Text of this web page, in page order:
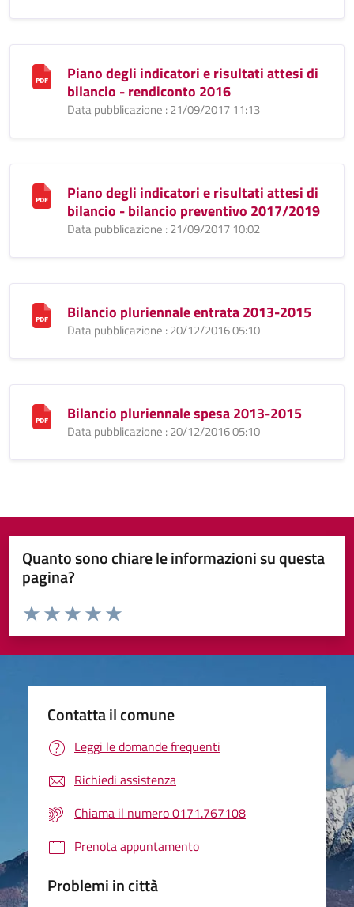
Piano degli indicatori e risultati attesi di
bilancio - rendiconto 2016
Data pubblicazione : 21/09/2017 11:13
Piano degli indicatori e risultati attesi di
bilancio - bilancio preventivo 2017/2019
Data pubblicazione : 21/09/2017 10:02
Bilancio pluriennale entrata 2013-2015
Data pubblicazione : 20/12/2016 05:10
Bilancio pluriennale spesa 2013-2015
Data pubblicazione : 20/12/2016 05:10
Quanto sono chiare le informazioni su questa
pagina?
Valuta da 1 a 5 stelle la pagina
Valuta 5 stelle su 5
Valuta 4 stelle su 5
Valuta 3 stelle su 5
Valuta 2 stelle su 5
Valuta 1 stelle su 5
Contatta il comune
Leggi le domande frequenti
Richiedi assistenza
Chiama il numero 0171.767108
Prenota appuntamento
Problemi in città